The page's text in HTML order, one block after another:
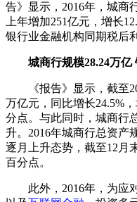
告》显示，2016年，城商
上年增加251亿元，增长
银行业金融机构同期税后
城商行规模28.24万亿
《报告》显示，截至
万亿元，同比增长24.5%
分点。与此同时，城商行
升。2016年城商行总资产
逐月上升态势，截至12月
百分点。
此外，2016年，为应对